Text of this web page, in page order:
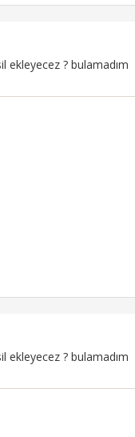
? bulamadım
? bulamadım